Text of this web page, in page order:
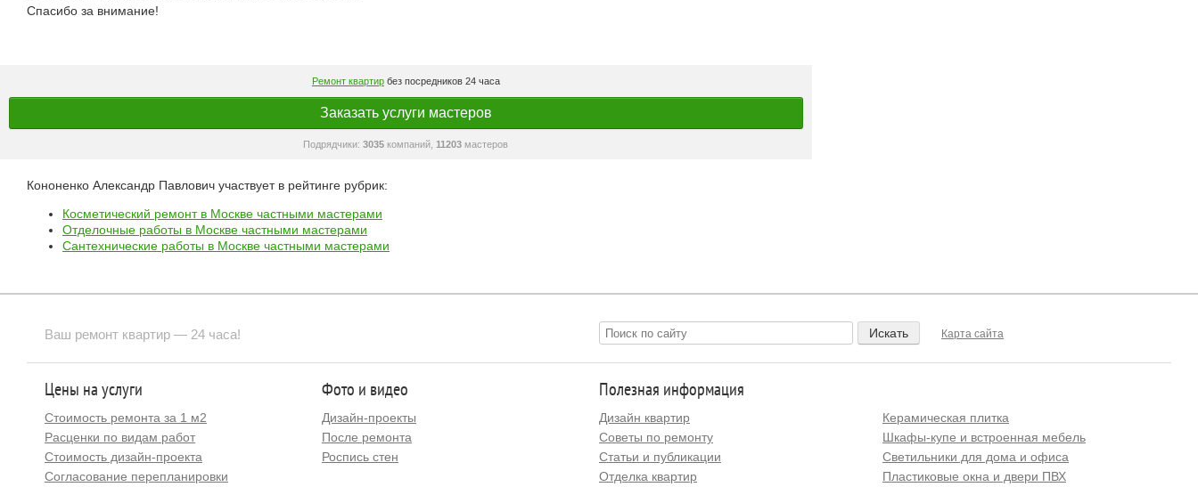
Спасибо за внимание!
Ремонт квартирбез посредников 24 часа
Заказать услуги мастеров
Подрядчики:3035 компаний, 11203 мастеров
Кононенко Александр Павлович участвует в рейтинге рубрик:
Косметический ремонт в Москве частными мастерами
Отделочные работы в Москве частными мастерами
Сантехнические работы в Москве частными мастерами
Ваш ремонт квартир — 24 часа! Карта сайта
Цены на услуги
Стоимость ремонта за 1 м2
Расценки по видам работ
Стоимость дизайн-проекта
Согласование перепланировки
Фото и видео
Дизайн-проекты
После ремонта
Роспись стен
Полезная информация
Дизайн квартир
Советы по ремонту
Статьи и публикации
Отделка квартир
Керамическая плитка
Шкафы-купе и встроенная мебель
Светильники для дома и офиса
Пластиковые окна и двери ПВХ